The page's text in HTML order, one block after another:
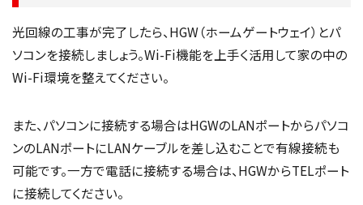
光回線の工事が完了したら、HGW（ホームゲートウェイ）とパ
ソコンを接続しましょう。Wi-Fi機能を上手く活用して家の中の
Wi-Fi環境を整えてください。
また、パソコンに接続する場合はHGWのLANポートからパソコ
ンのLANポートにLANケーブルを差し込むことで有線接続も
可能です。一方で電話に接続する場合は、HGWからTELポート
に接続してください。